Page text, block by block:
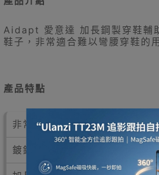
Aidapt 愛意達 加長鋼製穿鞋輔
鞋子，非常適合難以彎腰穿鞋的
產品特點
非常適合難以彎腰穿鞋的用家
鍍鉻製成